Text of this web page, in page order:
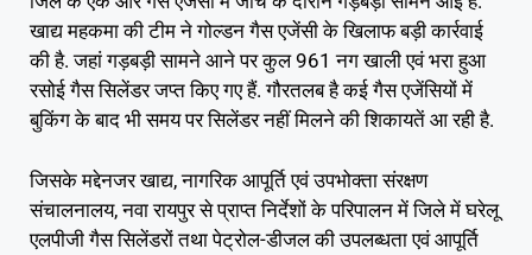
खाद्य महकमा की टीम ने गोल्डन गैस एजेंसी के खिलाफ बड़ी कार्रवाई
की है. जहां गड़बड़ी सामने आने पर कुल 961 नग खाली एवं भरा हुआ
रसोई गैस सिलेंडर जप्त किए गए हैं. गौरतलब है कई गैस एजेंसियों में
बुकिंग के बाद भी समय पर सिलेंडर नहीं मिलने की शिकायतें आ रही है.
जिसके मद्देनजर खाद्य, नागरिक आपूर्ति एवं उपभोक्ता संरक्षण
संचालनालय, नवा रायपुर से प्राप्त निर्देशों के परिपालन में जिले में घरेलू
एलपीजी गैस सिलेंडरों तथा पेट्रोल-डीजल की उपलब्धता एवं आपूर्ति